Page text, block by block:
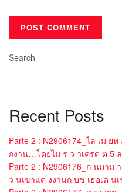
Search
Recent Posts
Parte 2 : N2906174_ไล เม ย
กงาน…โดยไม ร ว าเครด ต 5
Parte 2 : N2906176_ก นมาม
ว นเขาแต งงานก บช เธอเด น